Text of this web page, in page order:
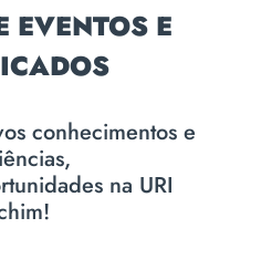
EVENTOS E
conhecimentos e
na URI